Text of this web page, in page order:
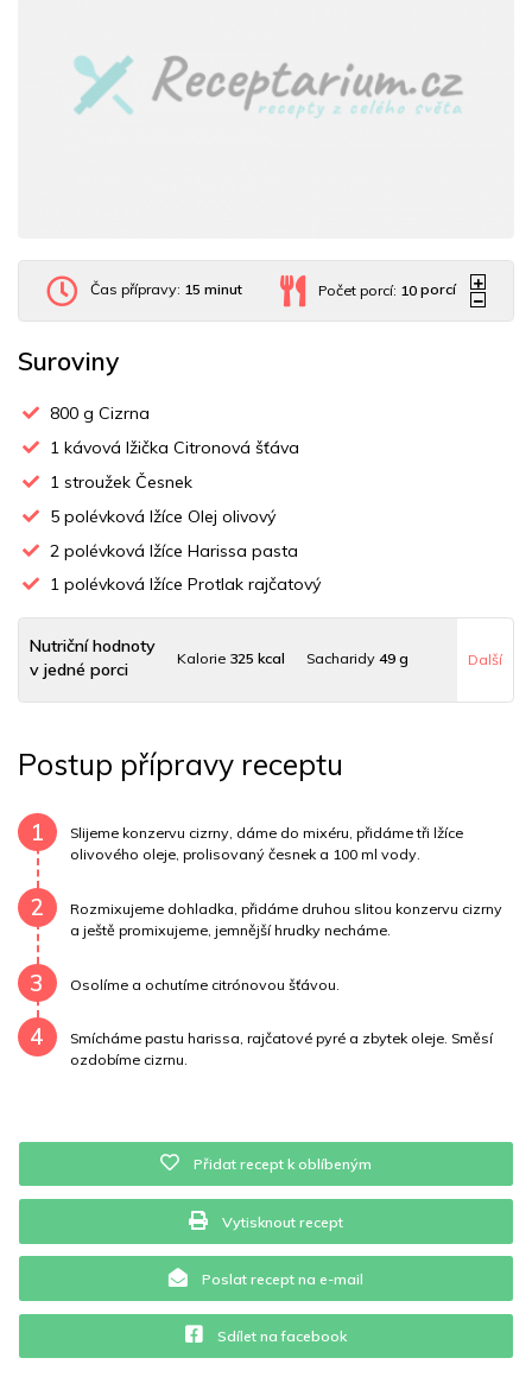
Čas přípravy: 15 minut Počet porcí: 10 porcí
Suroviny
800 g Cizrna
1 kávová lžička Citronová šťáva
1 stroužek Česnek
5 polévková lžíce Olej olivový
2 polévková lžíce Harissa pasta
1 polévková lžíce Protlak rajčatový
Nutriční hodnoty
v jedné porci
Kalorie 325 kcal Sacharidy 49 g
Uhlovodany 49 g Cholesterol0 mg
Draslík 702.4 mg Vláknina 27863.4 mg
Vitamín B120 mg Vitamín C 3.5 mg
Vitamín E0.7 mg Vápník0 mg Železo
Další
Postup přípravy receptu
1
Slijeme konzervu cizrny, dáme do mixéru, přidáme tři lžíce
olivového oleje, prolisovaný česnek a 100 ml vody.
2
Rozmixujeme dohladka, přidáme druhou slitou konzervu cizrny
a ještě promixujeme, jemnější hrudky necháme.
3 Osolíme a ochutíme citrónovou šťávou.
4
Smícháme pastu harissa, rajčatové pyré a zbytek oleje. Směsí
ozdobíme cizrnu.
Přidat recept k oblíbeným
Vytisknout recept
Poslat recept na e-mail
Sdílet na facebook